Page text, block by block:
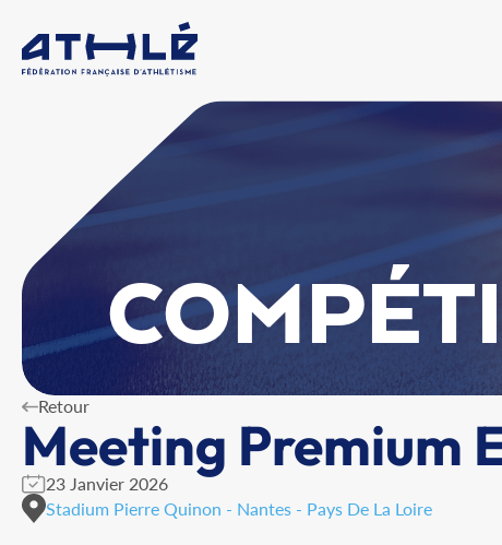
Retour
Meeting Premium
23 Janvier 2026
Stadium Pierre Quinon - Nantes - Pays De La Loire